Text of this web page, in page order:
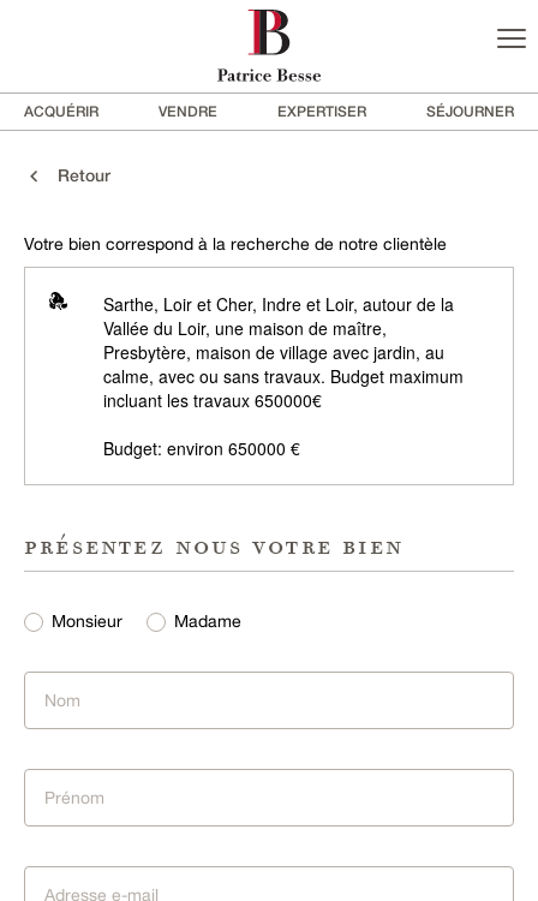
ACQUÉRIR VENDRE EXPERTISER SÉJOURNER
Retour
Votre bien correspond à la recherche de notre clientèle
Sarthe, Loir et Cher, Indre et Loir, autour de la
Vallée du Loir, une maison de maître,
Presbytère, maison de village avec jardin, au
calme, avec ou sans travaux. Budget maximum
incluant les travaux 650000€
Budget: environ 650000 €
présentez nous votre bien
Monsieur Madame